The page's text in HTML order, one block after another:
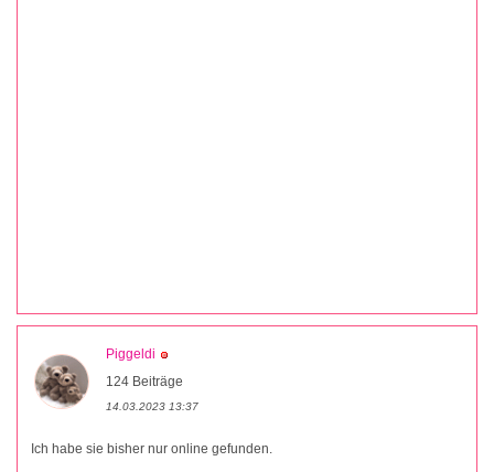
Piggeldi
124 Beiträge
14.03.2023 13:37
Ich habe sie bisher nur online gefunden.